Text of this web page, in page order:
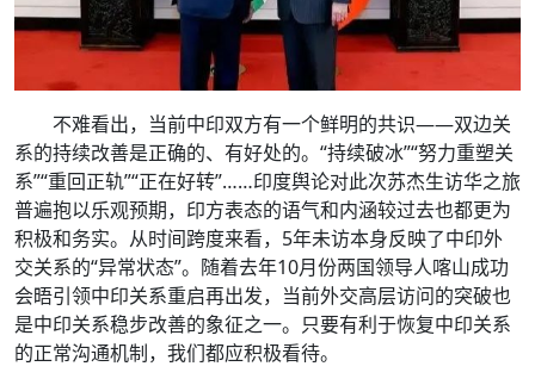
不难看出，当前中印双方有一个鲜明的共识——双边关
系的持续改善是正确的、有好处的。“持续破冰”“努力重塑关
系”“重回正轨”“正在好转”……印度舆论对此次苏杰生访华之旅
普遍抱以乐观预期，印方表态的语气和内涵较过去也都更为
积极和务实。从时间跨度来看，5年未访本身反映了中印外
交关系的“异常状态”。随着去年10月份两国领导人喀山成功
会晤引领中印关系重启再出发，当前外交高层访问的突破也
是中印关系稳步改善的象征之一。只要有利于恢复中印关系
的正常沟通机制，我们都应积极看待。